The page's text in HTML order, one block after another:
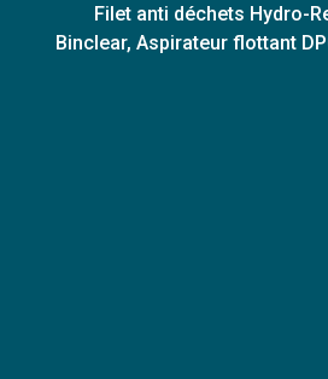
Filet anti déchets Hydro-
Binclear, Aspirateur flottant